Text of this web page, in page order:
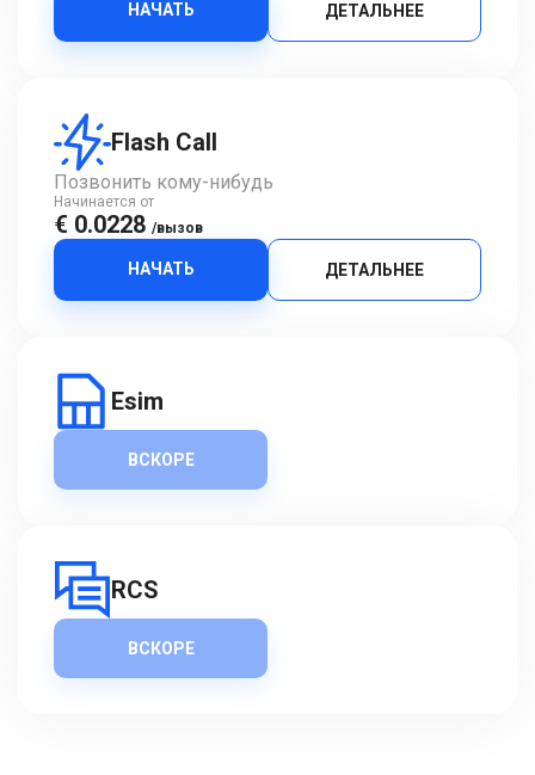
НАЧАТЬ ДЕТАЛЬНЕЕ
Flash Call
Позвонить кому-нибудь
Начинается от
€ 0.0228 /вызов
НАЧАТЬ ДЕТАЛЬНЕЕ
Esim
ВСКОРЕ
RCS
ВСКОРЕ